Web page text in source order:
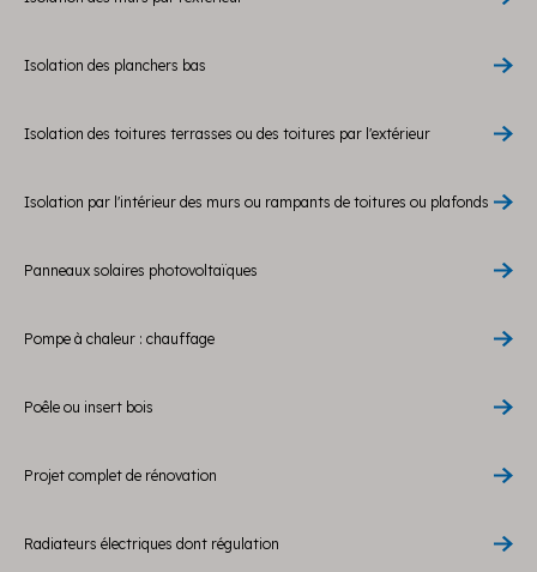
Isolation des planchers bas
Isolation des toitures terrasses ou des toitures par l'extérieur
Isolation par l'intérieur des murs ou rampants de toitures ou plafonds
Panneaux solaires photovoltaïques
Pompe à chaleur : chauffage
Poêle ou insert bois
Projet complet de rénovation
Radiateurs électriques dont régulation